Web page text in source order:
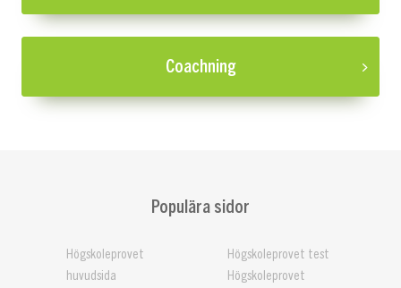
Coachning
Populära sidor
Högskoleprovet
huvudsida
Högskoleprovet test
Högskoleprovet